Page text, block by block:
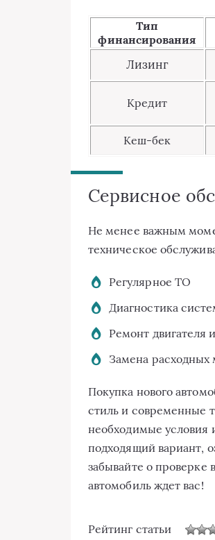
Тип
финансирования
Лизинг
Кредит
Кеш-бек
Сервисное
Не менее важным
техническое
Регулярное ТО
Диагностика
Ремонт двигателя
Замена расходных
Покупка нового
стиль и современные
необходимые условия
подходящий вариант,
забывайте о проверке
автомобиль ждет вас!
Рейтинг статьи